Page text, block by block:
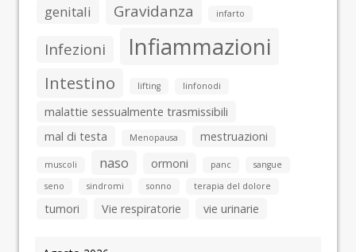
genitali Gravidanza infarto
Infezioni Infiammazioni
Intestino lifting linfonodi
malattie sessualmente trasmissibili
mal di testa
Menopausa mestruazioni
muscoli naso ormoni panc
sangue
seno
sindromi sonno terapia del dolore
tumori Vie respiratorie vie urinarie